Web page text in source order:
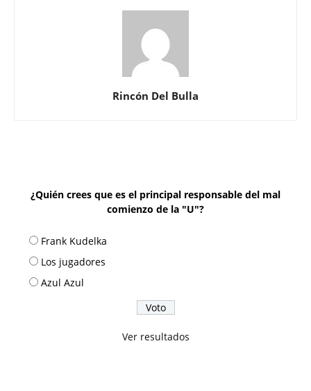
Rincón Del Bulla
¿Quién crees que es el principal responsable del mal
comienzo de la "U"?
Frank Kudelka
Los jugadores
Azul Azul
Ver resultados